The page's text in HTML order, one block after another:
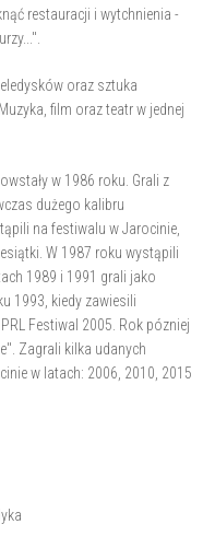
restauracji i wytchnienia -
oraz sztuka
film oraz teatr w jednej
w 1986 roku. Grali z
dużego kalibru
na festiwalu w Jarocinie,
W 1987 roku wystąpili
1989 i 1991 grali jako
1993, kiedy zawiesili
Festiwal 2005. Rok pózniej
Zagrali kilka udanych
w latach: 2006, 2010, 2015